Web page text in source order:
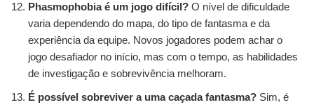
Phasmophobia é um jogo difícil? O nível de dificuldade
varia dependendo do mapa, do tipo de fantasma e da
experiência da equipe. Novos jogadores podem achar o
jogo desafiador no início, mas com o tempo, as habilidades
de investigação e sobrevivência melhoram.
É possível sobreviver a uma caçada fantasma? Sim, é